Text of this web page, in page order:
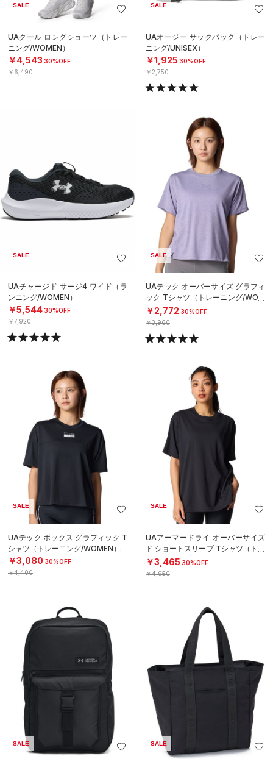
SALE
UAクール ロングショーツ（トレー
ニング/WOMEN）
￥4,543 30%OFF
￥6,490
SALE
UAオージー サックパック（トレー
ニング/UNISEX）
￥1,925 30%OFF
￥2,750
SALE
UAチャージド サージ4 ワイド（ラ
ンニング/WOMEN）
￥5,54430%OFF
￥7,920
SALE
UAテック オーバーサイズ グラフィ
ック Tシャツ（トレーニング/WOM
EN）
￥2,772 30%OFF
￥3,960
SALE
UAテック ボックス グラフィック T
シャツ（トレーニング/WOMEN）
￥3,080 30%OFF
￥4,400
SALE
UAアーマードライ オーバーサイズ
ド ショートスリーブ Tシャツ（トレ
ーニング/WOMEN）
￥3,465 30%OFF
￥4,950
SALE SALE